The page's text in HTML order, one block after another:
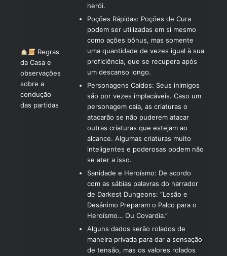
Regras
da Casa e
observações
sobre a
condução
das partidas
herói.
Poções Rápidas: Poções de Cura
podem ser utilizadas em si mesmo
como ações bônus, mas somente
uma quantidade de vezes igual à sua
proficiência, que se recupera após
um descanso longo.
Personagens Caídos: Seus inimigos
são por vezes implacáveis. Caso um
personagem caia, as criaturas o
atacarão se não puderem atacar
outras criaturas que estejam ao
alcance. Algumas criaturas muito
inteligentes e poderosas podem não
se ater a isso.
Sanidade e Heroísmo: De acordo
com as sábias palavras do narrador
de Darkest Dungeons: “Lesão e
Desânimo Preparam o Palco para o
Heroísmo… Ou Covardia.”
Alguns dados serão rolados de
maneira privada para dar a sensação
de tensão, mas os valores rolados